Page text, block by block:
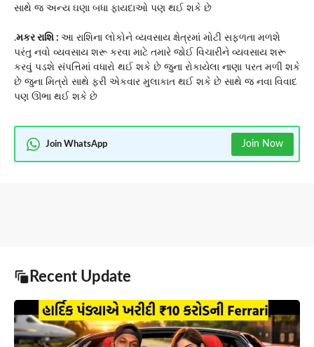
સાથે જ અન્ય ઘણા બધા ફાયદાઓ પણ થઈ શકે છે
.મકર રાશિ : આ રાશિના લોકોને વ્યવસાય ક્ષેત્રમાં મોટી સફળતા મળશે
પરંતુ નવો વ્યવસાય શરૂ કરવા માટે તમારે જોઈ વિચારીને વ્યવસાય શરૂ
કરવું પડશે સંપત્તિમાં વધારો થઈ શકે છે જુના રોકાયેલા નાણા પરત મળી શકે
છે જુના મિત્રો સાથે ફરી એકવાર મુલાકાત થઈ શકે છે સાથે જ નવા વિવાદ
પણ ઊભા થઈ શકે છે
Join WhatsApp Join Now
Recent Update